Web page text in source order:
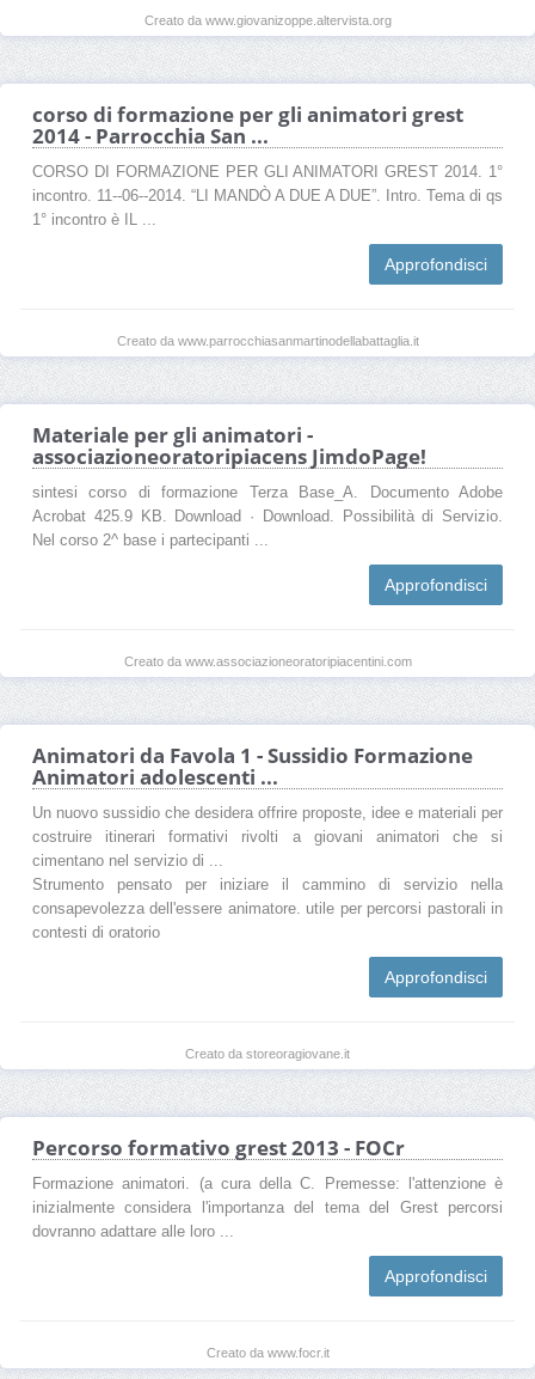
Creato da www.giovanizoppe.altervista.org
corso di formazione per gli animatori grest
2014 - Parrocchia San ...
CORSO DI FORMAZIONE PER GLI ANIMATORI GREST 2014. 1°
incontro. 11-‐06-‐2014. “LI MANDÒ A DUE A DUE”. Intro. Tema di qs
1° incontro è IL ...
Approfondisci
Creato da www.parrocchiasanmartinodellabattaglia.it
Materiale per gli animatori -
associazioneoratoripiacens JimdoPage!
sintesi corso di formazione Terza Base_A. Documento Adobe
Acrobat 425.9 KB. Download · Download. Possibilità di Servizio.
Nel corso 2^ base i partecipanti ...
Approfondisci
Creato da www.associazioneoratoripiacentini.com
Animatori da Favola 1 - Sussidio Formazione
Animatori adolescenti ...
Un nuovo sussidio che desidera offrire proposte, idee e materiali per
costruire itinerari formativi rivolti a giovani animatori che si
cimentano nel servizio di ...
Strumento pensato per iniziare il cammino di servizio nella
consapevolezza dell'essere animatore. utile per percorsi pastorali in
contesti di oratorio
Approfondisci
Creato da storeoragiovane.it
Percorso formativo grest 2013 - FOCr
Formazione animatori. (a cura della C. Premesse: l'attenzione è
inizialmente considera l'importanza del tema del Grest percorsi
dovranno adattare alle loro ...
Approfondisci
Creato da www.focr.it